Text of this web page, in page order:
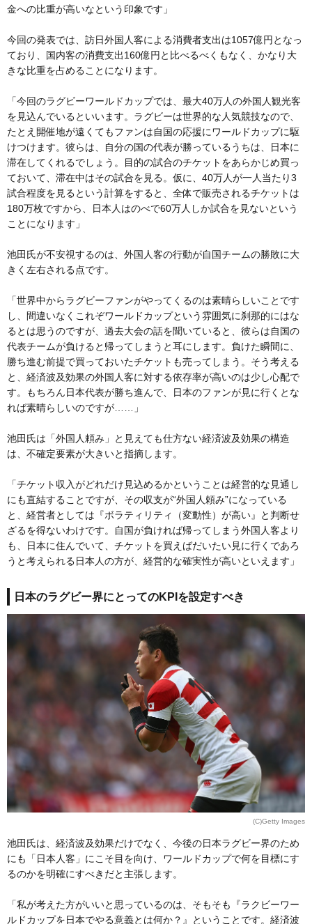
金への比重が高いなという印象です」
今回の発表では、訪日外国人客による消費者支出は1057億円となっ
ており、国内客の消費支出160億円と比べるべくもなく、かなり大
きな比重を占めることになります。
「今回のラグビーワールドカップでは、最大40万人の外国人観光客
を見込んでいるといいます。ラグビーは世界的な人気競技なので、
たとえ開催地が遠くてもファンは自国の応援にワールドカップに駆
けつけます。彼らは、自分の国の代表が勝っているうちは、日本に
滞在してくれるでしょう。目的の試合のチケットをあらかじめ買っ
ておいて、滞在中はその試合を見る。仮に、40万人が一人当たり3
試合程度を見るという計算をすると、全体で販売されるチケットは
180万枚ですから、日本人はのべで60万人しか試合を見ないという
ことになります」
池田氏が不安視するのは、外国人客の行動が自国チームの勝敗に大
きく左右される点です。
「世界中からラグビーファンがやってくるのは素晴らしいことです
し、間違いなくこれぞワールドカップという雰囲気に刹那的にはな
るとは思うのですが、過去大会の話を聞いていると、彼らは自国の
代表チームが負けると帰ってしまうと耳にします。負けた瞬間に、
勝ち進む前提で買っておいたチケットも売ってしまう。そう考える
と、経済波及効果の外国人客に対する依存率が高いのは少し心配で
す。もちろん日本代表が勝ち進んで、日本のファンが見に行くとな
れば素晴らしいのですが……」
池田氏は「外国人頼み」と見えても仕方ない経済波及効果の構造
は、不確定要素が大きいと指摘します。
「チケット収入がどれだけ見込めるかということは経営的な見通し
にも直結することですが、その収支が“外国人頼み”になっている
と、経営者としては『ボラティリティ（変動性）が高い』と判断せ
ざるを得ないわけです。自国が負ければ帰ってしまう外国人客より
も、日本に住んでいて、チケットを買えばだいたい見に行くであろ
うと考えられる日本人の方が、経営的な確実性が高いといえます」
日本のラグビー界にとってのKPIを設定すべき
(C)Getty Images
池田氏は、経済波及効果だけでなく、今後の日本ラグビー界のため
にも「日本人客」にこそ目を向け、ワールドカップで何を目標にす
るのかを明確にすべきだと主張します。
「私が考えた方がいいと思っているのは、そもそも『ラクビーワー
ルドカップを日本でやる意義とは何か？』ということです。経済波